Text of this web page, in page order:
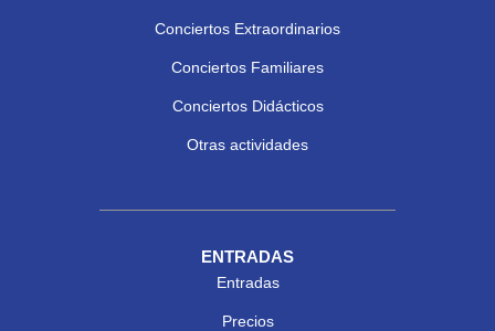
Conciertos Extraordinarios
Conciertos Familiares
Conciertos Didácticos
Otras actividades
ENTRADAS
Entradas
Precios